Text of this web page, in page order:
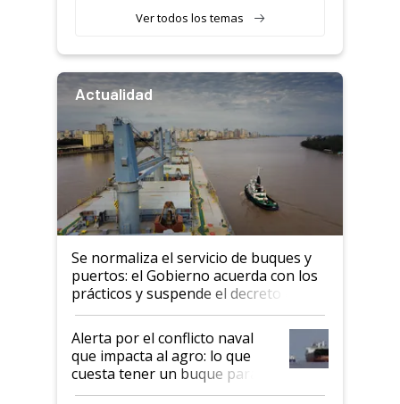
Ver todos los temas
Actualidad
Se normaliza el servicio de buques y
puertos: el Gobierno acuerda con los
prácticos y suspende el decreto de
desregulación
Alerta por el conflicto naval
que impacta al agro: lo que
cuesta tener un buque parado
y el peligro de que Argentina